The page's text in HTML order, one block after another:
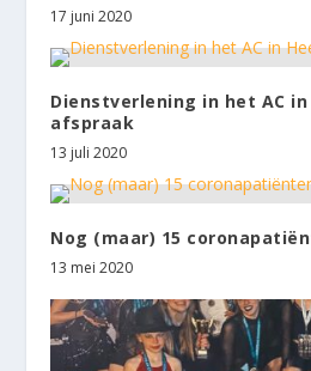
17 juni 2020
Dienstverlening in het AC
afspraak
13 juli 2020
Nog (maar) 15
13 mei 2020